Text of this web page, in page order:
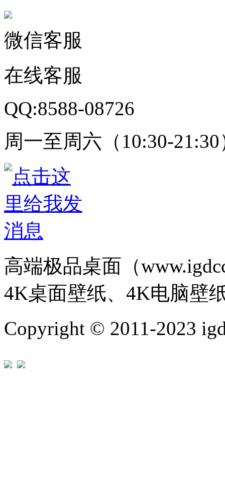
微信客服
在线客服
QQ:8588-08726
周一至周六（10:30-21:30
高端极品桌面（
4K桌面壁纸、4K电脑壁
Copyright © 2011-2023